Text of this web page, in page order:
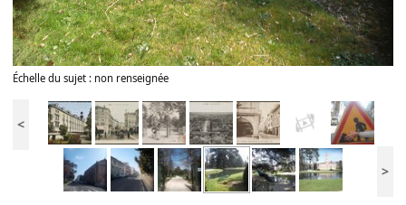
Échelle du sujet : non renseignée
<
>